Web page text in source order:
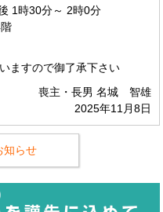
1時30分～ 2時0分
ますので御了承下さい
喪主・長男 名城 智雄
2025年11月8日
知らせ